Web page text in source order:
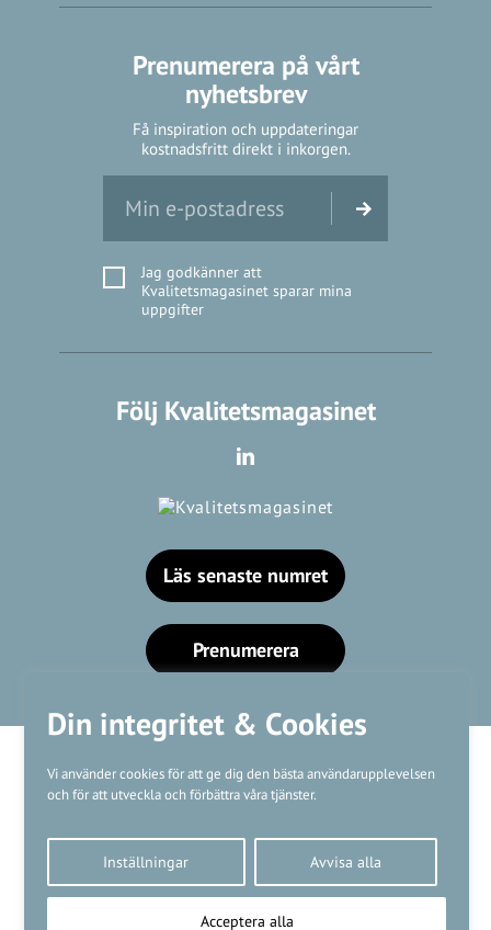
Din integritet & Cookies
Vi använder cookies för att ge dig den bästa användarupplevelsen
och för att utveckla och förbättra våra tjänster.
Inställningar Avvisa alla
Acceptera alla
Prenumerera på vårt
nyhetsbrev
Få inspiration och uppdateringar
kostnadsfritt direkt i inkorgen.
Jag godkänner att
Kvalitetsmagasinet sparar mina
uppgifter
Följ Kvalitetsmagasinet
Läs senaste numret
Prenumerera
Kundtjänst